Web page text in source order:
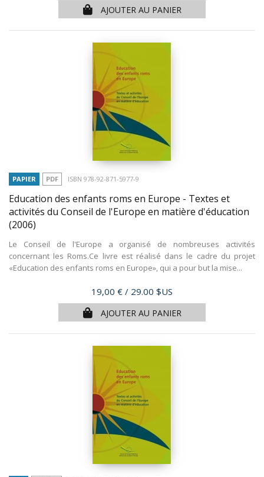
AJOUTER AU PANIER
PAPIER PDF ISBN 978-92-871-5977-9
Education des enfants roms en Europe - Textes et
activités du Conseil de l'Europe en matière d'éducation
(2006)
Le Conseil de l'Europe a organisé de nombreuses activités
concernant les Roms.Ce livre est réalisé dans le cadre du projet
«Education des enfants roms en Europe», qui a pour but la mise...
Prix
19,00 € / 29.00 $US
AJOUTER AU PANIER